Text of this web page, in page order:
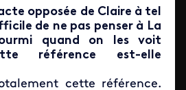
opposée de Claire à tel
de ne pas penser à La
quand on les voit
référence est-elle
cette référence.